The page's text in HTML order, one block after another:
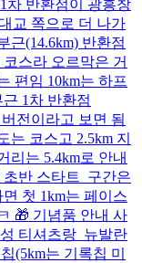
차 반환점이 광흥창
교 쪽으로 더 나가
근(14.6km) 반환점
스라 오르막은 거
편임 10km는 하프
1차 반환점
전이라고 보면 됨
코스고 2.5km 지
리는 5.4km로 안내
초반 스타트 구간은
첫 1km는 페이스
🎁 기념품 안내 사
티셔츠랑 뉴발란
(5km는 기록칩 미